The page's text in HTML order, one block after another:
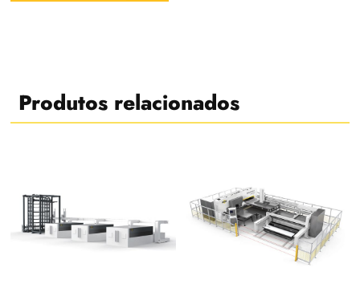
Produtos relacionados